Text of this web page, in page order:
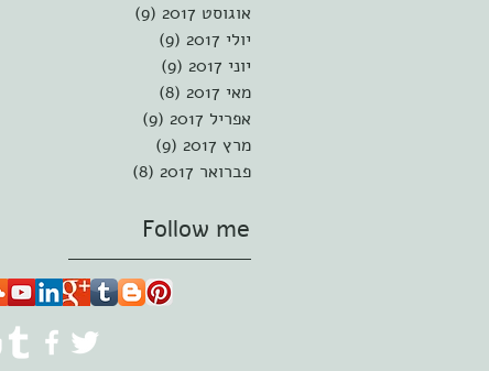
אוגוסט 2017
(9)
יולי 2017
(9)
יוני 2017
(9)
מאי 2017
(8)
אפריל 2017
(9)
מרץ 2017
(9)
פברואר 2017
(8)
Follow me